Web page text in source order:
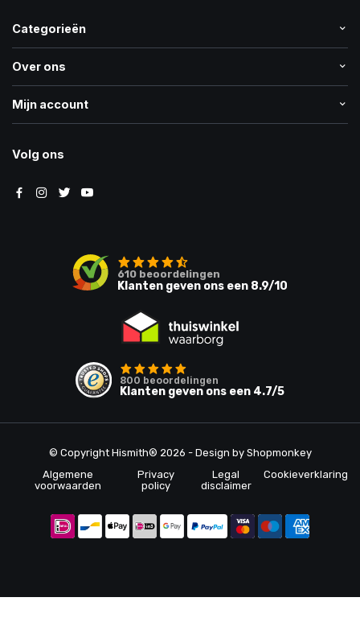
Categorieën
Over ons
Mijn account
Volg ons
610 beoordelingen
Klanten geven ons een 8.9/10
800 beoordelingen
Klanten geven ons een 4.7/5
© Copyright Hismith® 2026 - Design by Shopmonkey
Algemene
voorwaarden
Privacy
policy
Legal
disclaimer
Cookieverklaring